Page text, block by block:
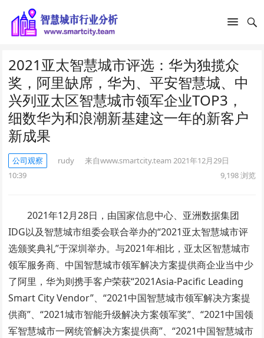
2021亚太智慧城市评选：华为独揽众
奖，阿里缺席，华为、平安智慧城、中
兴列亚太区智慧城市领军企业TOP3，
细数华为和浪潮新基建这一年的新客户
新成果
公司观察 rudy 来自www.smartcity.team 2021年12月29日
10:39
9,198浏览
2021年12月28日，由国家信息中心、亚洲数据集团
IDG以及智慧城市组委会联合举办的“2021亚太智慧城市评
选颁奖典礼”于深圳举办。与2021年相比，亚太区智慧城市
领军服务商、中国智慧城市领军解决方案提供商企业当中少
了阿里，华为则携手客户荣获“2021Asia-Pacific Leading
Smart City Vendor”、“2021中国智慧城市领军解决方案提
供商”、“2021城市智能升级解决方案领军奖”、“2021中国领
军智慧城市一网统管解决方案提供商”、“2021中国智慧城市